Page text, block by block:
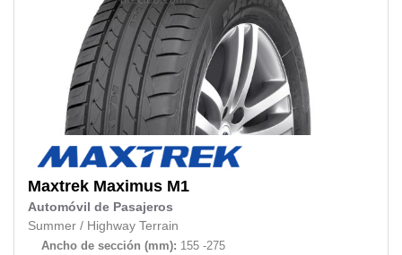
Maxtrek Maximus M1
Automóvil de Pasajeros
Summer / Highway Terrain
Ancho de sección (mm): 155 -275